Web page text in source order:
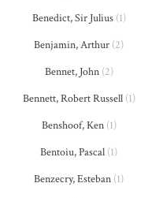
Benedict, Sir Julius(1)
Benjamin, Arthur (2)
Bennet, John(2)
Bennett, Robert Russell(1)
Benshoof, Ken(1)
Bentoiu, Pascal (1)
Benzecry, Esteban (1)